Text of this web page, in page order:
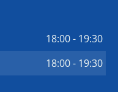
18:00 - 19:30
18:00 - 19:30